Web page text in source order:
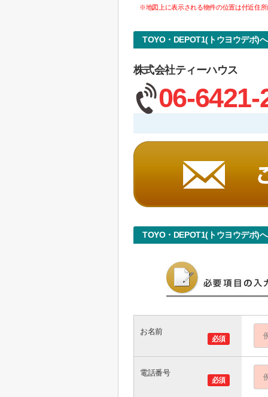
※地図上に表示される物件の位置は付近住
TOYO・DEPOT1(トウヨウデポ)
株式会社ティーハウス
06-6421-
TOYO・DEPOT1(トウヨウデポ)
必須
お名前
必須
電話番号